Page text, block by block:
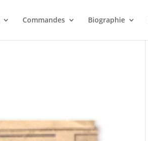
Commandes Biographie